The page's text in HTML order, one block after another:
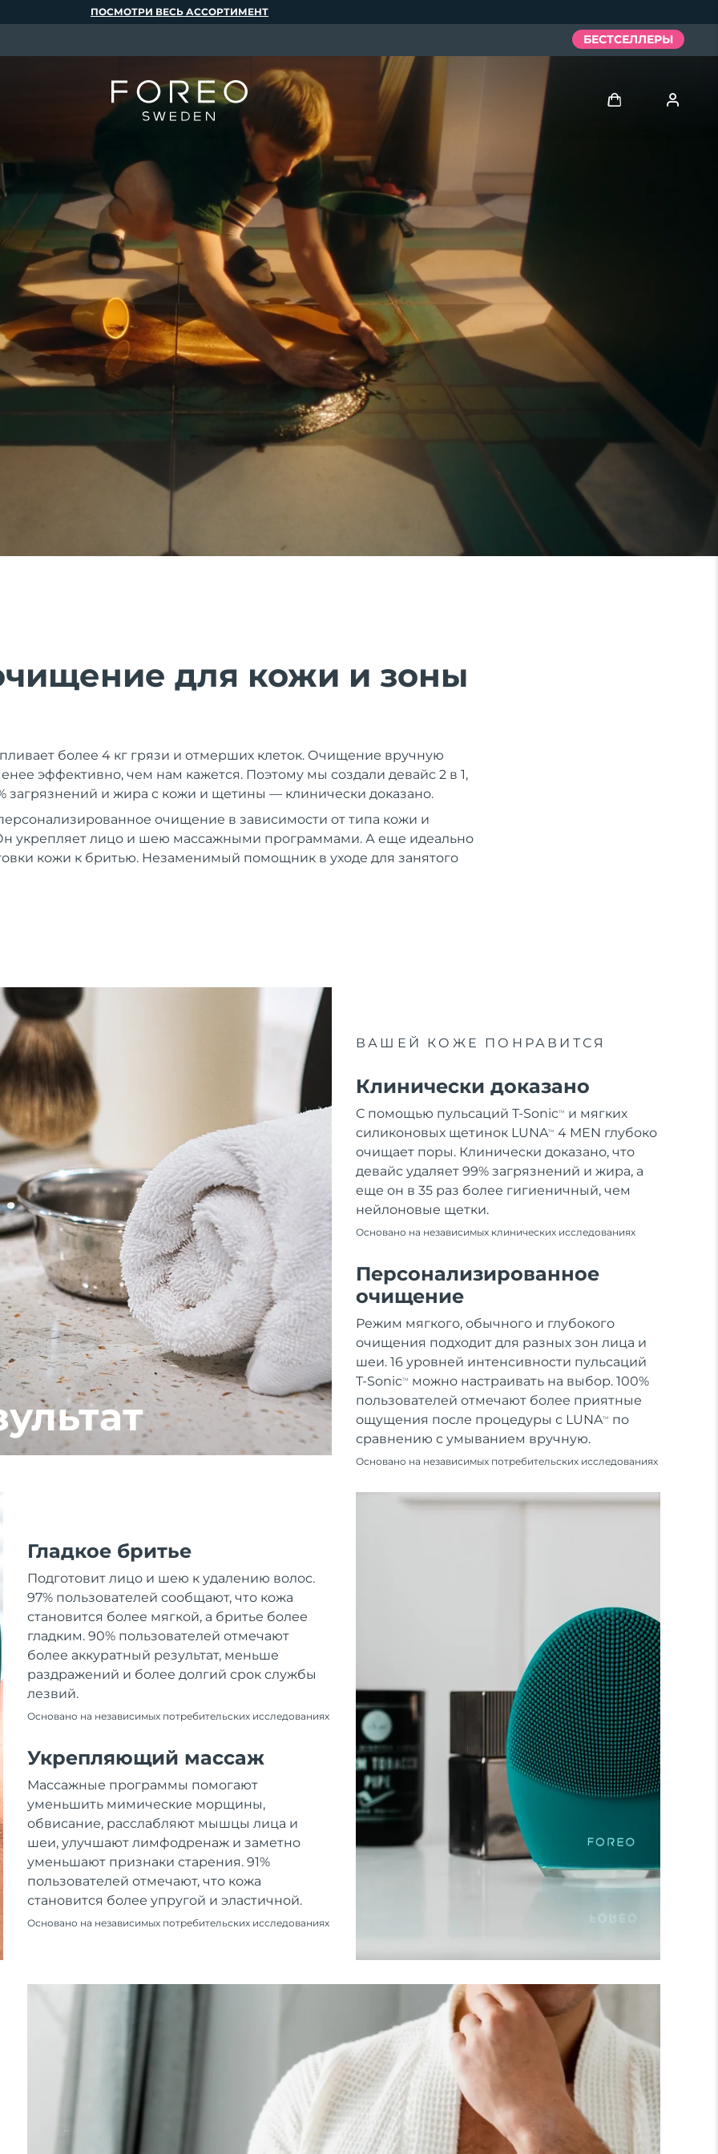
для кожи и зоны
более 4 кг грязи и отмерших клеток. Очищение вручную
эффективно, чем нам кажется. Поэтому мы создали девайс 2 в 1,
загрязнений и жира с кожи и щетины — клинически доказано.
очищение в зависимости от типа кожи и
укрепляет лицо и шею массажными программами. А еще идеально
кожи к бритью. Незаменимый помощник в уходе для занятого
ВАШЕЙ КОЖЕ ПОНРАВИТСЯ
Клинически доказано
С помощью пульсаций T-SonicTM
и мягких
силиконовых щетинок LUNATM
4 MEN глубоко
очищает поры. Клинически доказано, что
девайс удаляет 99% загрязнений и жира, а
еще он в 35 раз более гигиеничный, чем
нейлоновые щетки.
Основано на независимых клинических исследованиях
Персонализированное
очищение
Режим мягкого, обычного и глубокого
очищения подходит для разных зон лица и
шеи. 16 уровней интенсивности пульсаций
T-SonicTM
можно настраивать на выбор. 100%
пользователей отмечают более приятные
ощущения после процедуры с LUNATM
по
сравнению с умыванием вручную.
Основано на независимых потребительских исследованиях
Гладкое бритье
Подготовит лицо и шею к удалению волос.
97% пользователей сообщают, что кожа
становится более мягкой, а бритье более
гладким. 90% пользователей отмечают
более аккуратный результат, меньше
раздражений и более долгий срок службы
лезвий.
Основано на независимых потребительских исследованиях
Укрепляющий массаж
Массажные программы помогают
уменьшить мимические морщины,
обвисание, расслабляют мышцы лица и
шеи, улучшают лимфодренаж и заметно
уменьшают признаки старения. 91%
пользователей отмечают, что кожа
становится более упругой и эластичной.
Основано на независимых потребительских исследованиях
ПОСМОТРИ ВЕСЬ АССОРТИМЕНТ
БЕСТСЕЛЛЕРЫ
Профиль пользователя
Мои подписки